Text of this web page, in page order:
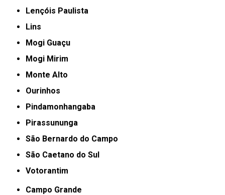
Lençóis Paulista
Lins
Mogi Guaçu
Mogi Mirim
Monte Alto
Ourinhos
Pindamonhangaba
Pirassununga
São Bernardo do Campo
São Caetano do Sul
Votorantim
Campo Grande